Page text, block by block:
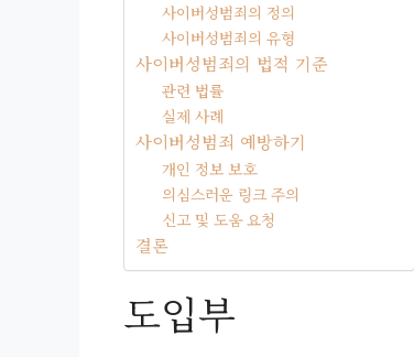
사이버성범죄의 정의
사이버성범죄의 유형
사이버성범죄의 법적 기준
관련 법률
실제 사례
사이버성범죄 예방하기
개인 정보 보호
의심스러운 링크 주의
신고 및 도움 요청
결론
도입부